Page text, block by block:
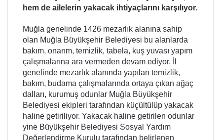
hem de ailelerin yakacak ihtiyaçlarını karşılıyor.
Muğla genelinde 1426 mezarlık alanına sahip
olan Muğla Büyükşehir Belediyesi bu alanlarda
bakım, onarım, temizlik, tabela, kuş yuvası yapım
çalışmalarına ara vermeden devam ediyor. İl
genelinde mezarlık alanında yapılan temizlik,
bakım, budama çalışmalarında ortaya çıkan ağaç
dalları, kurumuş odunlar Muğla Büyükşehir
Belediyesi ekipleri tarafından küçültülüp yakacak
haline getiriliyor. Yakacak haline getirilen odunlar
yine Büyükşehir Belediyesi Sosyal Yardım
Değerlendirme Kurulu tarafından belirlenen